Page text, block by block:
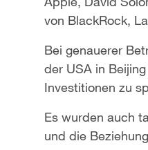
von BlackRock,
Bei genauerer
der USA in
Investitionen zu
Es wurden auch
und die